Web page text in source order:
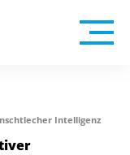
Intelligenz